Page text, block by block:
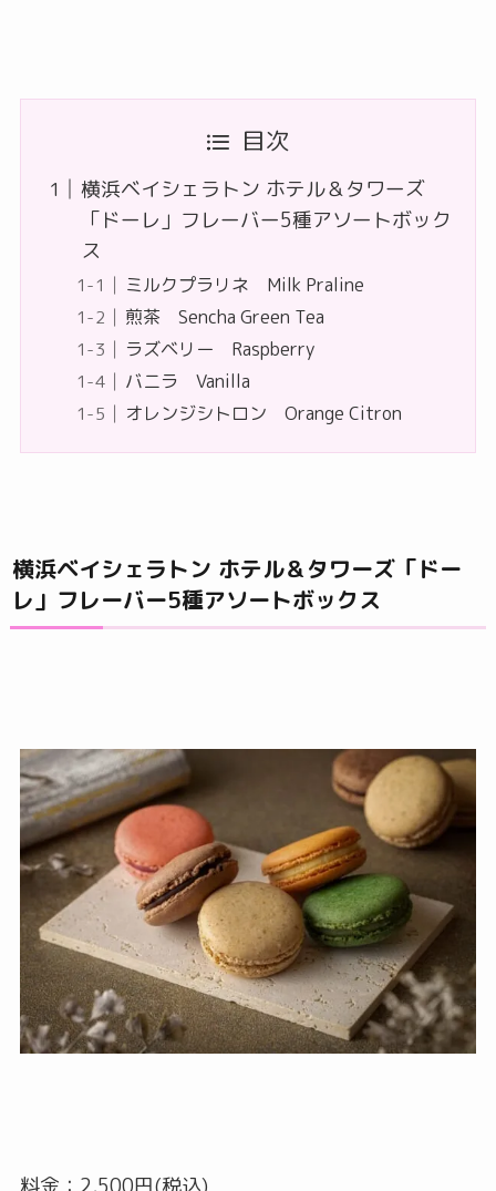
目次
横浜ベイシェラトン ホテル＆タワーズ
「ドーレ」フレーバー5種アソートボック
ス
ミルクプラリネ Milk Praline
煎茶 Sencha Green Tea
ラズベリー Raspberry
バニラ Vanilla
オレンジシトロン Orange Citron
横浜ベイシェラトン ホテル＆タワーズ「ドー
レ」フレーバー5種アソートボックス